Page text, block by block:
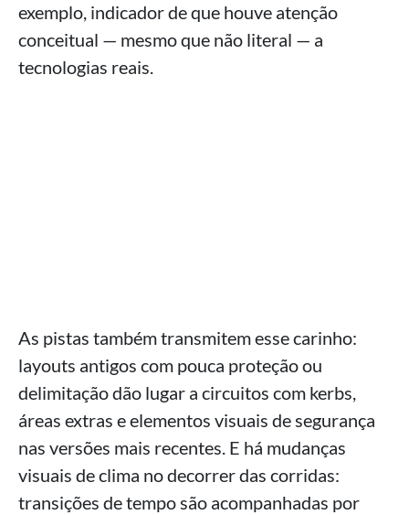
exemplo, indicador de que houve atenção
conceitual — mesmo que não literal — a
tecnologias reais.
As pistas também transmitem esse carinho:
layouts antigos com pouca proteção ou
delimitação dão lugar a circuitos com kerbs,
áreas extras e elementos visuais de segurança
nas versões mais recentes. E há mudanças
visuais de clima no decorrer das corridas:
transições de tempo são acompanhadas por